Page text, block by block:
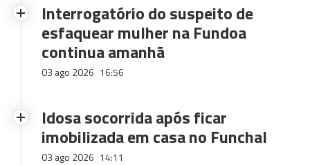
Interrogatório do suspeito de
esfaquear mulher na Fundoa
continua amanhã
03 ago 2026 16:56
Idosa socorrida após ficar
imobilizada em casa no Funchal
03 ago 2026 14:11